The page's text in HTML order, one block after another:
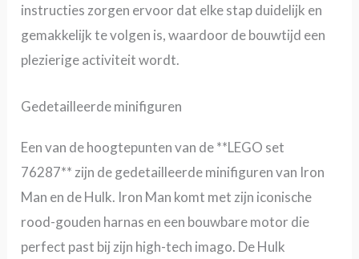
instructies zorgen ervoor dat elke stap duidelijk en
gemakkelijk te volgen is, waardoor de bouwtijd een
plezierige activiteit wordt.
Gedetailleerde minifiguren
Een van de hoogtepunten van de **LEGO set
76287** zijn de gedetailleerde minifiguren van Iron
Man en de Hulk. Iron Man komt met zijn iconische
rood-gouden harnas en een bouwbare motor die
perfect past bij zijn high-tech imago. De Hulk